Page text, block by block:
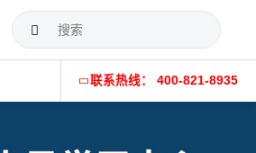
联系热线： 400-821-8935